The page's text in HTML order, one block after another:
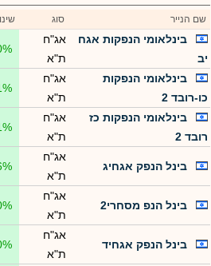
שם הנייר סוג
בינלאומי הנפקות אגח
יב
אג"ח
ת"א
בינלאומי הנפקות
כו-רובד 2
אג"ח
ת"א
בינלאומי הנפקות כז
רובד 2
אג"ח
ת"א
בינל הנפק אגחיג
אג"ח
ת"א
בינל הנפ מסחרי2
אג"ח
ת"א
בינל הנפק אגחיד
אג"ח
ת"א